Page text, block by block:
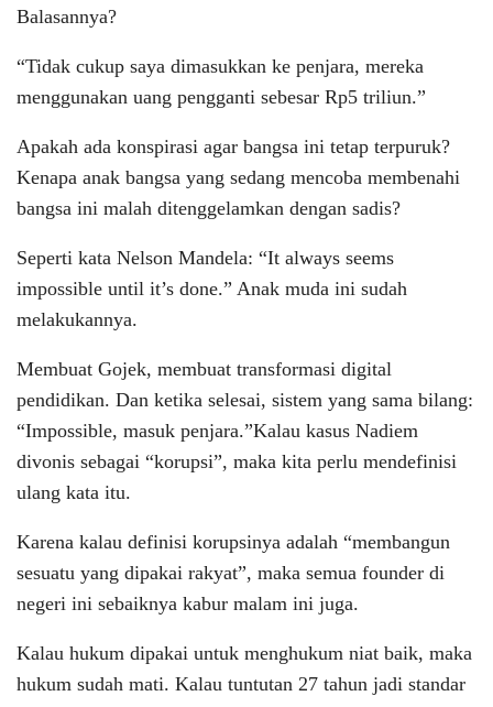
Balasannya?
“Tidak cukup saya dimasukkan ke penjara, mereka
menggunakan uang pengganti sebesar Rp5 triliun.”
Apakah ada konspirasi agar bangsa ini tetap terpuruk?
Kenapa anak bangsa yang sedang mencoba membenahi
bangsa ini malah ditenggelamkan dengan sadis?
Seperti kata Nelson Mandela: “It always seems
impossible until it’s done.” Anak muda ini sudah
melakukannya.
Membuat Gojek, membuat transformasi digital
pendidikan. Dan ketika selesai, sistem yang sama bilang:
“Impossible, masuk penjara.”Kalau kasus Nadiem
divonis sebagai “korupsi”, maka kita perlu mendefinisi
ulang kata itu.
Karena kalau definisi korupsinya adalah “membangun
sesuatu yang dipakai rakyat”, maka semua founder di
negeri ini sebaiknya kabur malam ini juga.
Kalau hukum dipakai untuk menghukum niat baik, maka
hukum sudah mati. Kalau tuntutan 27 tahun jadi standar